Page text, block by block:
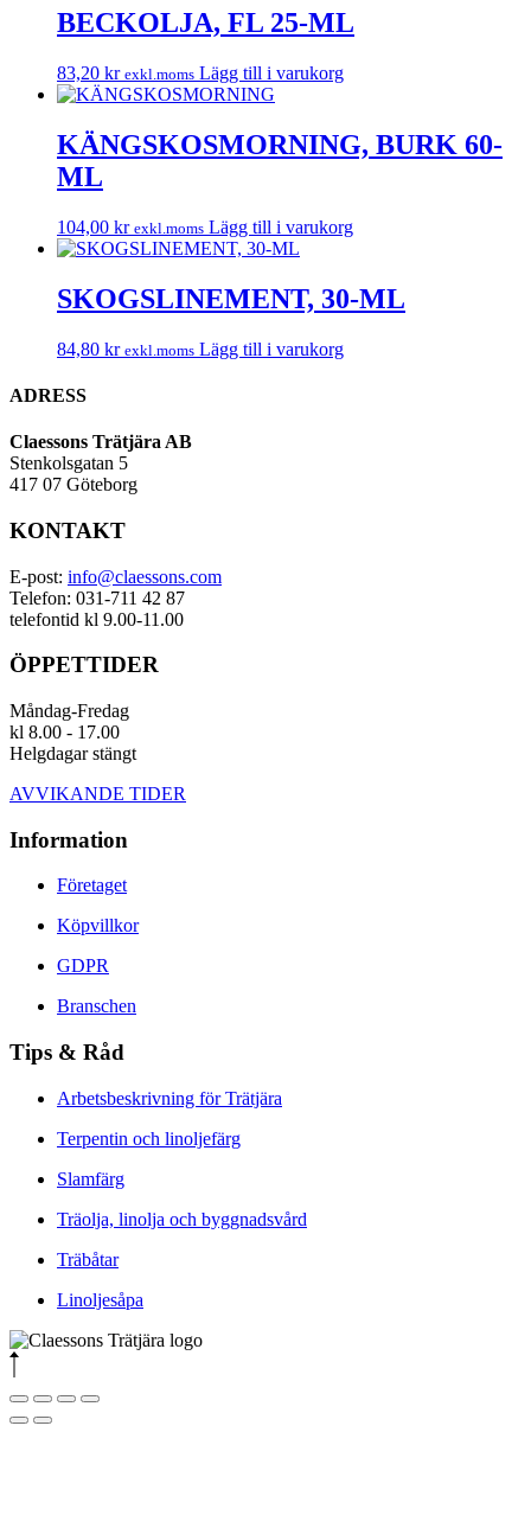
BECKOLJA, FL 25-ML
83,20 kr exkl.moms Lägg till i varukorg
KÄNGSKOSMORNING, BURK 60-
ML
104,00 kr exkl.moms Lägg till i varukorg
SKOGSLINEMENT, 30-ML
84,80 kr exkl.moms Lägg till i varukorg
ADRESS
Claessons Trätjära AB
Stenkolsgatan 5
417 07 Göteborg
KONTAKT
E-post: info@claessons.com
Telefon: 031-711 42 87
telefontid kl 9.00-11.00
ÖPPETTIDER
Måndag-Fredag
kl 8.00 - 17.00
Helgdagar stängt
AVVIKANDE TIDER
Information
Företaget
Köpvillkor
GDPR
Branschen
Tips & Råd
Arbetsbeskrivning för Trätjära
Terpentin och linoljefärg
Slamfärg
Träolja, linolja och byggnadsvård
Träbåtar
Linoljesåpa